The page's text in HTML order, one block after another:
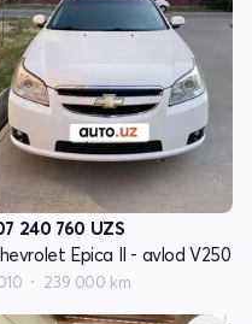
240 760 UZS
Epica II - avlod V250
239 000 km